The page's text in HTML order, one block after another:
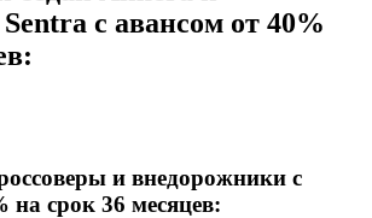
с авансом от 40%
и внедорожники с
на срок 36 месяцев: